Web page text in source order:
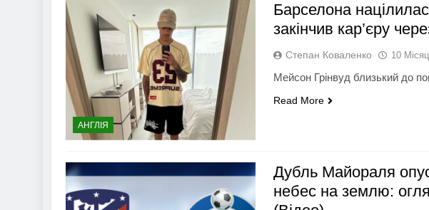
АНГЛІЯ
Барселона
закінчив кар’єру
Степан Коваленко 10
Мейсон Грінвуд близький до
Read More
Дубль Майораля
небес на землю: